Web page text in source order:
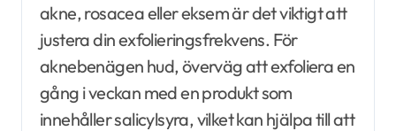
akne, rosacea eller eksem är det viktigt att
justera din exfolieringsfrekvens. För
aknebenägen hud, överväg att exfoliera en
gång i veckan med en produkt som
innehåller salicylsyra, vilket kan hjälpa till att